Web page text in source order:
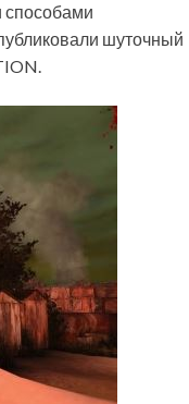
способами
шуточный